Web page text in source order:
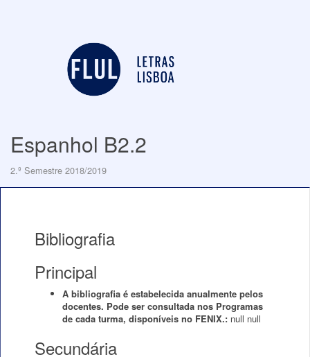
Espanhol B2.2
2.º Semestre 2018/2019
Bibliografia
Principal
A bibliografia é estabelecida anualmente pelos
docentes. Pode ser consultada nos Programas
de cada turma, disponíveis no FENIX.: null null
Secundária